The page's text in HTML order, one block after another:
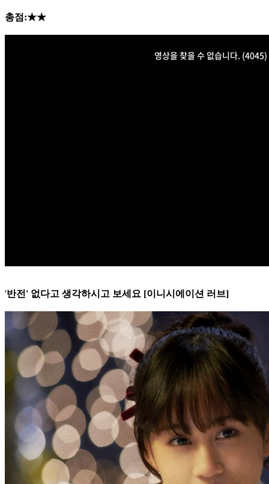
총점:★★
'반전' 없다고 생각하시고 보세요 [이니시에이션 러브]